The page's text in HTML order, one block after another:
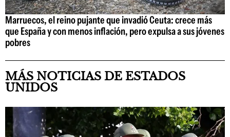
Marruecos, el reino pujante que invadió Ceuta: crece más
que España y con menos inflación, pero expulsa a sus jóvenes
pobres
MÁS NOTICIAS DE ESTADOS
UNIDOS